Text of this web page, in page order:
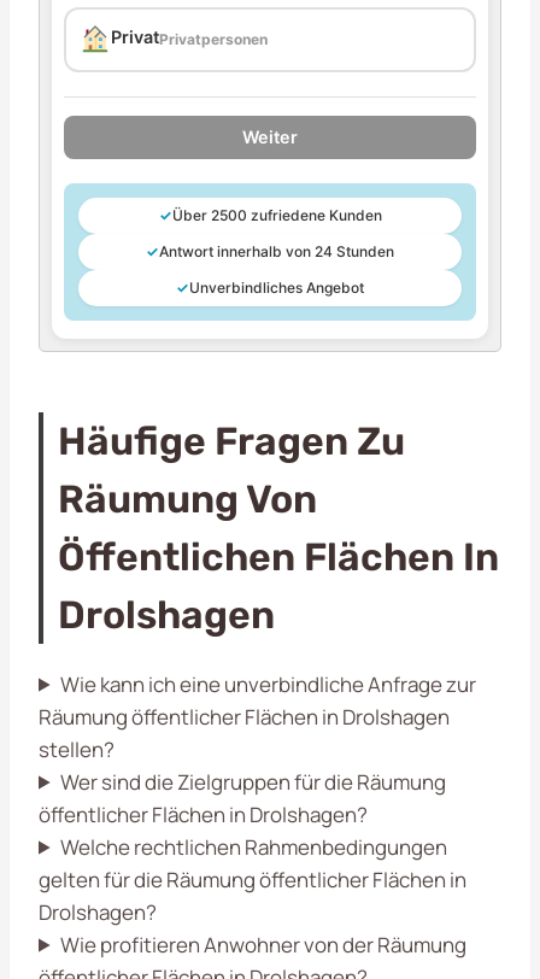
PrivatPrivatpersonen
Weiter
✓Über 2500 zufriedene Kunden
✓Antwort innerhalb von 24 Stunden
✓Unverbindliches Angebot
Häufige Fragen Zu
Räumung Von
Öffentlichen Flächen In
Drolshagen
Wie kann ich eine unverbindliche Anfrage zur
Räumung öffentlicher Flächen in Drolshagen
stellen?
Wer sind die Zielgruppen für die Räumung
öffentlicher Flächen in Drolshagen?
Welche rechtlichen Rahmenbedingungen
gelten für die Räumung öffentlicher Flächen in
Drolshagen?
Wie profitieren Anwohner von der Räumung